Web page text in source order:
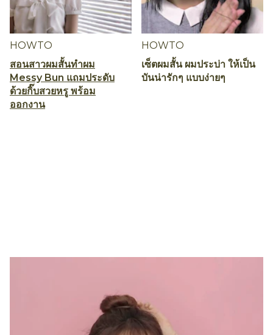
HOWTO
สอนสาวผมสั้นทำผม
Messy Bun แถมประดับ
ด้วยกิ๊บสวยหรู พร้อม
ออกงาน
HOWTO
เซ็ตผมสั้น ผมประบ่า ให้เป็น
บันน่ารักๆ แบบง่ายๆ